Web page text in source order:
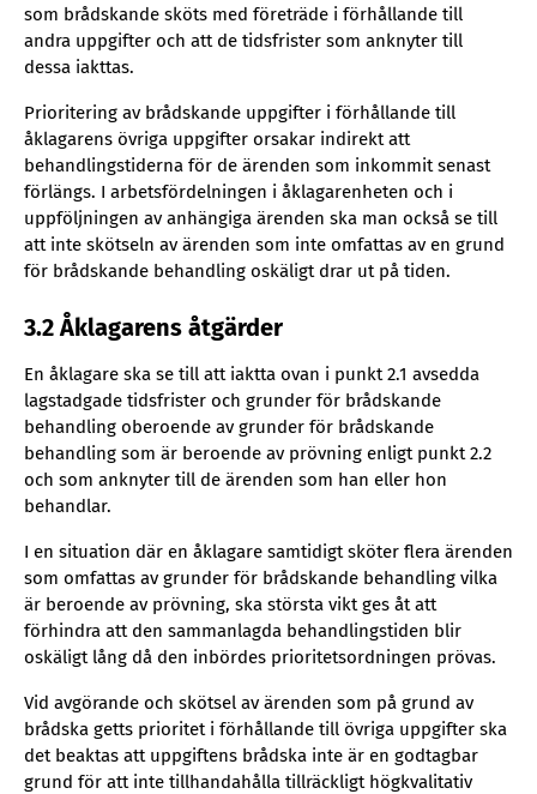
som brådskande sköts med företräde i förhållande till
andra uppgifter och att de tidsfrister som anknyter till
dessa iakttas.
Prioritering av brådskande uppgifter i förhållande till
åklagarens övriga uppgifter orsakar indirekt att
behandlingstiderna för de ärenden som inkommit senast
förlängs. I arbetsfördelningen i åklagarenheten och i
uppföljningen av anhängiga ärenden ska man också se till
att inte skötseln av ärenden som inte omfattas av en grund
för brådskande behandling oskäligt drar ut på tiden.
3.2 Åklagarens åtgärder
En åklagare ska se till att iaktta ovan i punkt 2.1 avsedda
lagstadgade tidsfrister och grunder för brådskande
behandling oberoende av grunder för brådskande
behandling som är beroende av prövning enligt punkt 2.2
och som anknyter till de ärenden som han eller hon
behandlar.
I en situation där en åklagare samtidigt sköter flera ärenden
som omfattas av grunder för brådskande behandling vilka
är beroende av prövning, ska största vikt ges åt att
förhindra att den sammanlagda behandlingstiden blir
oskäligt lång då den inbördes prioritetsordningen prövas.
Vid avgörande och skötsel av ärenden som på grund av
brådska getts prioritet i förhållande till övriga uppgifter ska
det beaktas att uppgiftens brådska inte är en godtagbar
grund för att inte tillhandahålla tillräckligt högkvalitativ